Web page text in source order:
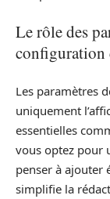
Le rôle des
configuration
Les paramètres
uniquement
essentielles
vous optez pour
penser à ajouter
simplifie la